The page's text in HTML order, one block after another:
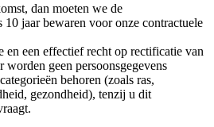
dan moeten we de
10 jaar bewaren voor onze contractuele
en een effectief recht op rectificatie van
geen persoonsgegevens
behoren (zoals ras,
gezondheid), tenzij u dit